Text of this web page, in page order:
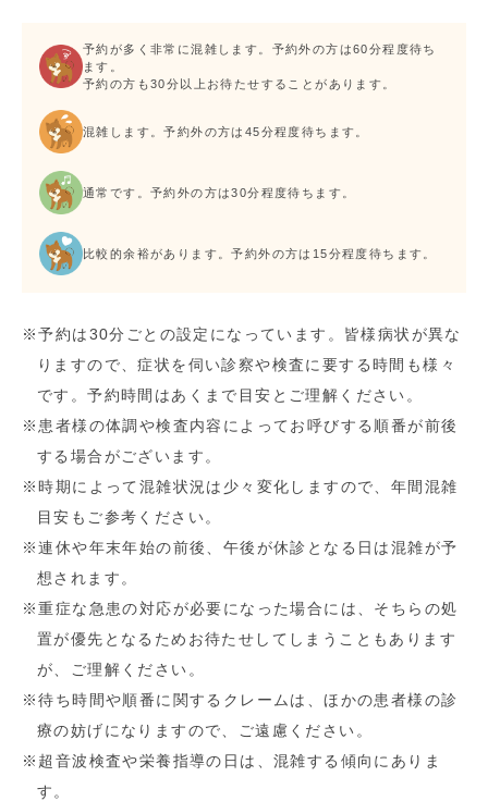
予約が多く非常に混雑します。予約外の方は60分程度待ち
ます。
予約の方も30分以上お待たせすることがあります。
混雑します。予約外の方は45分程度待ちます。
通常です。予約外の方は30分程度待ちます。
比較的余裕があります。予約外の方は15分程度待ちます。
※予約は30分ごとの設定になっています。皆様病状が異な
りますので、症状を伺い診察や検査に要する時間も様々
です。予約時間はあくまで目安とご理解ください。
※患者様の体調や検査内容によってお呼びする順番が前後
する場合がございます。
※時期によって混雑状況は少々変化しますので、年間混雑
目安もご参考ください。
※連休や年末年始の前後、午後が休診となる日は混雑が予
想されます。
※重症な急患の対応が必要になった場合には、そちらの処
置が優先となるためお待たせしてしまうこともあります
が、ご理解ください。
※待ち時間や順番に関するクレームは、ほかの患者様の診
療の妨げになりますので、ご遠慮ください。
※超音波検査や栄養指導の日は、混雑する傾向にありま
す。